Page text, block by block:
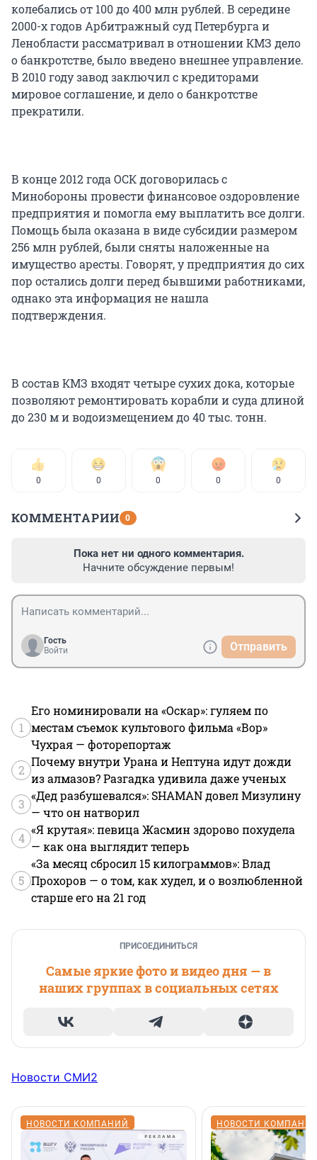
колебались от 100 до 400 млн рублей. В середине
2000-х годов Арбитражный суд Петербурга и
Ленобласти рассматривал в отношении КМЗ дело
о банкротстве, было введено внешнее управление.
В 2010 году завод заключил с кредиторами
мировое соглашение, и дело о банкротстве
прекратили.
В конце 2012 года ОСК договорилась с
Минобороны провести финансовое оздоровление
предприятия и помогла ему выплатить все долги.
Помощь была оказана в виде субсидии размером
256 млн рублей, были сняты наложенные на
имущество аресты. Говорят, у предприятия до сих
пор остались долги перед бывшими работниками,
однако эта информация не нашла
подтверждения.
В состав КМЗ входят четыре сухих дока, которые
позволяют ремонтировать корабли и суда длиной
до 230 м и водоизмещением до 40 тыс. тонн.
0 0 0 0 0
КОММЕНТАРИИ 0
Пока нет ни одного комментария.
Начните обсуждение первым!
Гость
Войти
Отправить
1
Его номинировали на «Оскар»: гуляем по
местам съемок культового фильма «Вор»
Чухрая — фоторепортаж
2
Почему внутри Урана и Нептуна идут дожди
из алмазов? Разгадка удивила даже ученых
3
«Дед разбушевался»: SHAMAN довел Мизулину
— что он натворил
4
«Я крутая»: певица Жасмин здорово похудела
— как она выглядит теперь
5
«За месяц сбросил 15 килограммов»: Влад
Прохоров — о том, как худел, и о возлюбленной
старше его на 21 год
ПРИСОЕДИНИТЬСЯ
Самые яркие фото и видео дня — в
наших группах в социальных сетях
Новости СМИ2
НОВОСТИ КОМПАНИЙ НОВОСТИ